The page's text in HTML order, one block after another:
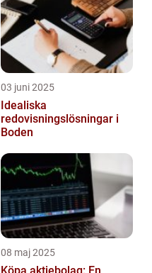
03 juni 2025
Idealiska
redovisningslösningar i
Boden
08 maj 2025